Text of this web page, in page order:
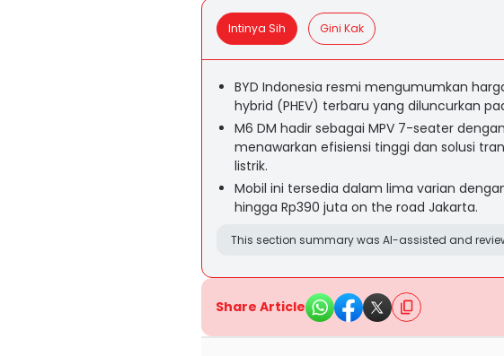
Intinya Sih Gini Kak
BYD Indonesia resmi mengumumkan
hybrid (PHEV) terbaru yang diluncurkan
M6 DM hadir sebagai MPV 7-seater
menawarkan efisiensi tinggi dan solusi
listrik.
Mobil ini tersedia dalam lima varian
hingga Rp390 juta on the road Jakarta.
This section summary was AI-assisted and
Share Article